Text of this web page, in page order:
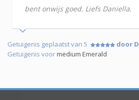
bent onwijs goed. Liefs Daniella.
Getuigenis geplaatst van 5
door D
Getuigenis voormedium Emerald